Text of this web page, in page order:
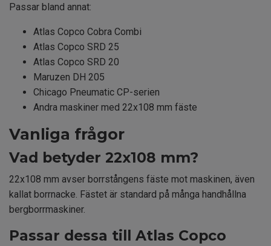
Passar bland annat:
Atlas Copco Cobra Combi
Atlas Copco SRD 25
Atlas Copco SRD 20
Maruzen DH 205
Chicago Pneumatic CP-serien
Andra maskiner med 22x108 mm fäste
Vanliga frågor
Vad betyder 22x108 mm?
22x108 mm avser borrstångens fäste mot maskinen, även
kallat borrnacke. Fästet är standard på många handhållna
bergborrmaskiner.
Passar dessa till Atlas Copco